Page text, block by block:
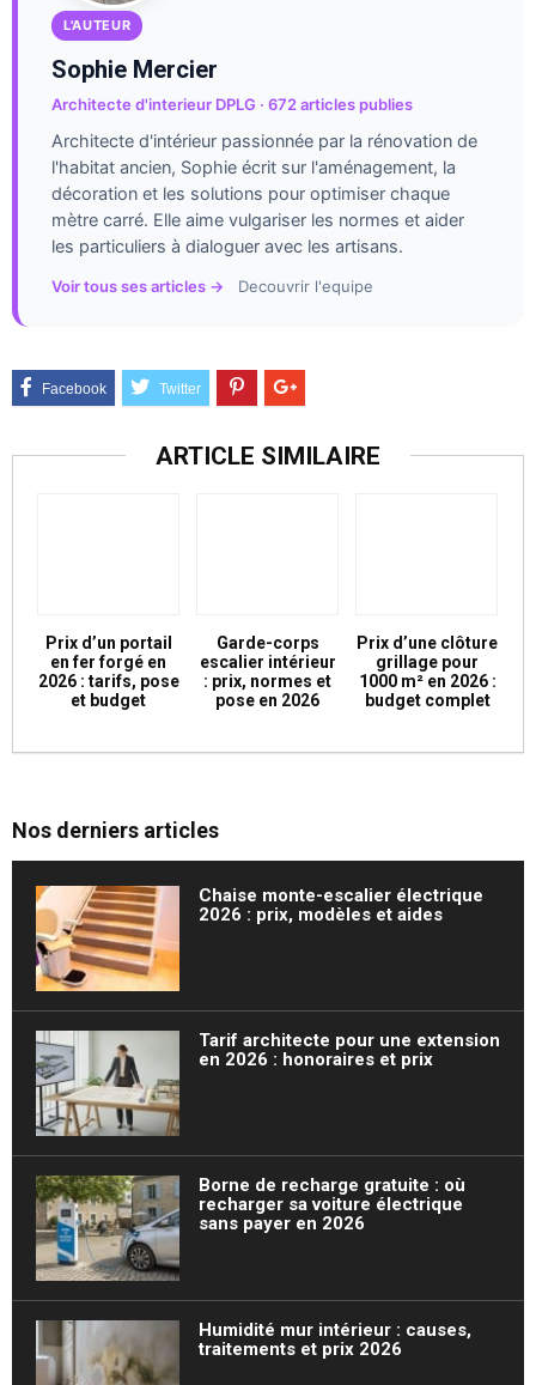
L'AUTEUR
Sophie Mercier
Architecte d'interieur DPLG · 672 articles publies
Architecte d'intérieur passionnée par la rénovation de
l'habitat ancien, Sophie écrit sur l'aménagement, la
décoration et les solutions pour optimiser chaque
mètre carré. Elle aime vulgariser les normes et aider
les particuliers à dialoguer avec les artisans.
Voir tous ses articles → Decouvrir l'equipe
ARTICLE SIMILAIRE
Prix d’un portail
en fer forgé en
2026 : tarifs, pose
et budget
Garde-corps
escalier intérieur
: prix, normes et
pose en 2026
Prix d’une clôture
grillage pour
1000 m² en 2026 :
budget complet
Nos derniers articles
Chaise monte-escalier électrique
2026 : prix, modèles et aides
Tarif architecte pour une extension
en 2026 : honoraires et prix
Borne de recharge gratuite : où
recharger sa voiture électrique
sans payer en 2026
Humidité mur intérieur : causes,
traitements et prix 2026